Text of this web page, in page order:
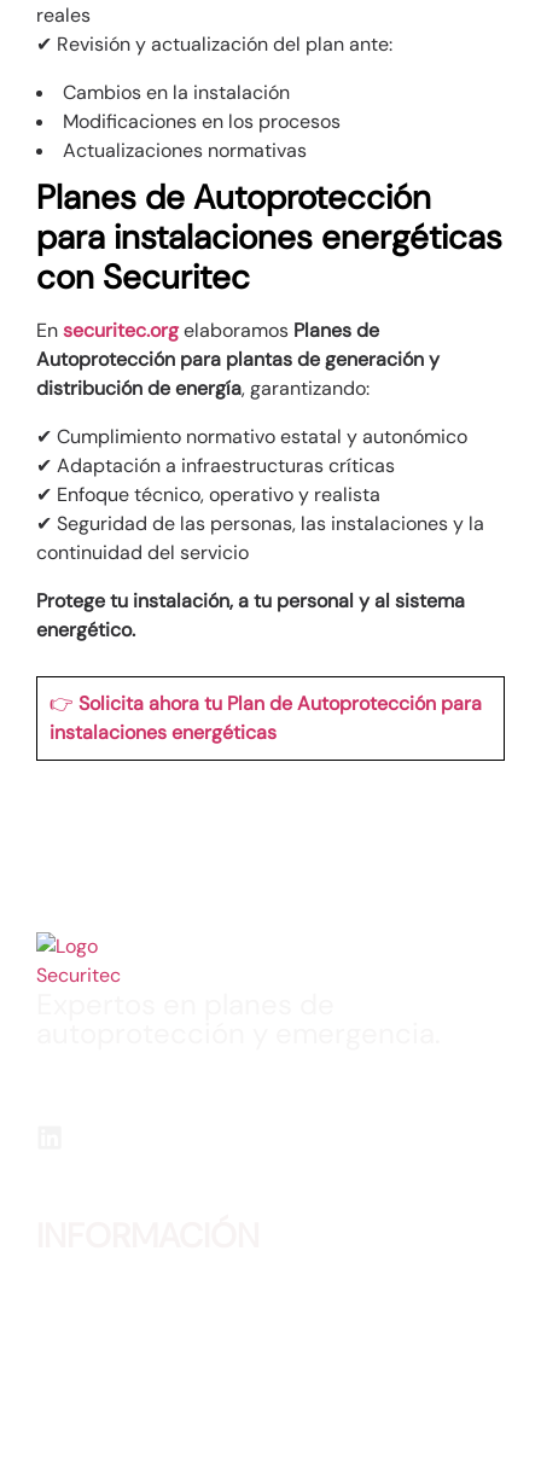
reales
✔ Revisión y actualización del plan ante:
Cambios en la instalación
Modificaciones en los procesos
Actualizaciones normativas
Planes de Autoprotección
para instalaciones energéticas
con Securitec
Ensecuritec.orgelaboramos Planes de
Autoprotección para plantas de generación y
distribución de energía, garantizando:
✔ Cumplimiento normativo estatal y autonómico
✔ Adaptación a infraestructuras críticas
✔ Enfoque técnico, operativo y realista
✔ Seguridad de las personas, las instalaciones y la
continuidad del servicio
Protege tu instalación, a tu personal y al sistema
energético.
👉 Solicita ahora tu Plan de Autoprotección para
instalaciones energéticas